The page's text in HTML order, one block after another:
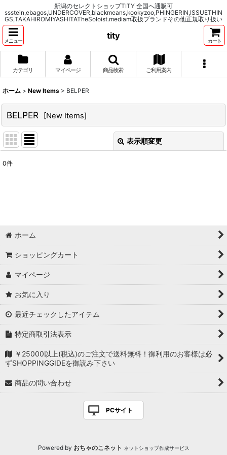
新潟のセレクトショップTITY 全国へ通販可
ssstein,ebagos,UNDERCOVER,blackmeans,kookyzoo,PHINGERIN,ISSUETHIN
GS,TAKAHIROMIYASHITATheSoloist.mediam取扱ブランドその他正規取り扱い
メニュー
tity
カート
カテゴリ マイページ 商品検索 ご利用案内
ホーム > New Items > BELPER
BELPER [New Items]
表示順変更
0件
ホーム
ショッピングカート
マイページ
お気に入り
最近チェックしたアイテム
特定商取引法表示
￥25000以上(税込)のご注文で送料無料！御利用のお客様は必
ずSHOPPINGGIDEを御読み下さい
商品の問い合わせ
PCサイト
Powered by おちゃのこネット ネットショップ作成サービス